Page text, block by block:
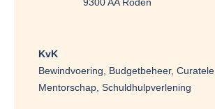
KvK
Bewindvoering, Budgetbeheer, Curatele,
Mentorschap, Schuldhulpverlening